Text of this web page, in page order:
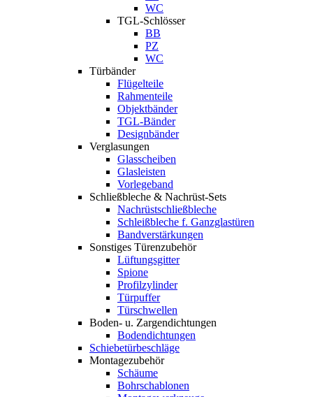
WC
TGL-Schlösser
BB
PZ
WC
Türbänder
Flügelteile
Rahmenteile
Objektbänder
TGL-Bänder
Designbänder
Verglasungen
Glasscheiben
Glasleisten
Vorlegeband
Schließbleche & Nachrüst-Sets
Nachrüstschließbleche
Schleißbleche f. Ganzglastüren
Bandverstärkungen
Sonstiges Türenzubehör
Lüftungsgitter
Spione
Profilzylinder
Türpuffer
Türschwellen
Boden- u. Zargendichtungen
Bodendichtungen
Schiebetürbeschläge
Montagezubehör
Schäume
Bohrschablonen